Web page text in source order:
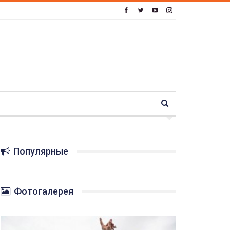
Популярные
Фотогалерея